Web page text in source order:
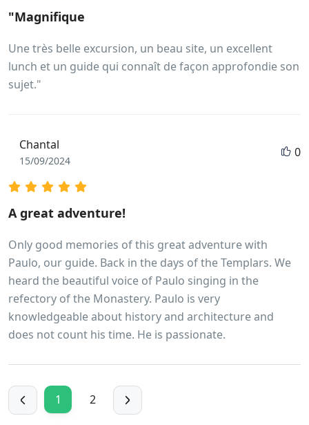
"Magnifique
Une très belle excursion, un beau site, un excellent
lunch et un guide qui connaît de façon approfondie son
sujet."
Chantal
15/09/2024
0
A great adventure!
Only good memories of this great adventure with
Paulo, our guide. Back in the days of the Templars. We
heard the beautiful voice of Paulo singing in the
refectory of the Monastery. Paulo is very
knowledgeable about history and architecture and
does not count his time. He is passionate.
1 2